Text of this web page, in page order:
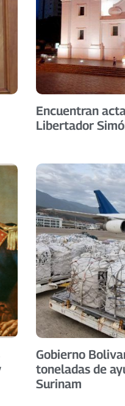
Encuentran
Libertador
Gobierno
toneladas de
Surinam